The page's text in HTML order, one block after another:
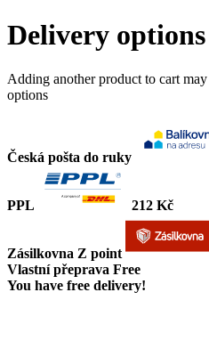
Delivery options
Adding another product to cart
options
Česká pošta do ruky
PPL 212 Kč
Zásilkovna Z point
Vlastní přeprava Free
You have free delivery!